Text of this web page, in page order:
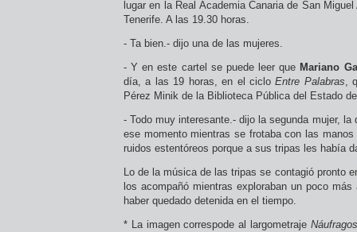
lugar en la Real Academia Canaria de San
Tenerife. A las 19.30 horas.
- Ta bien.- dijo una de las mujeres.
- Y en este cartel se puede leer que Mariano
día, a las 19 horas, en el cicloEntre Palabras,
Pérez Minik de la Biblioteca Pública del Estado
- Todo muy interesante.- dijo la segunda mujer, la
ese momento mientras se frotaba con las
ruidos estentóreos porque a sus tripas les había
Lo de la música de las tripas se contagió pronto
los acompañó mientras exploraban un poco
haber quedado detenida en el tiempo.
* La imagen correspode al largometraje